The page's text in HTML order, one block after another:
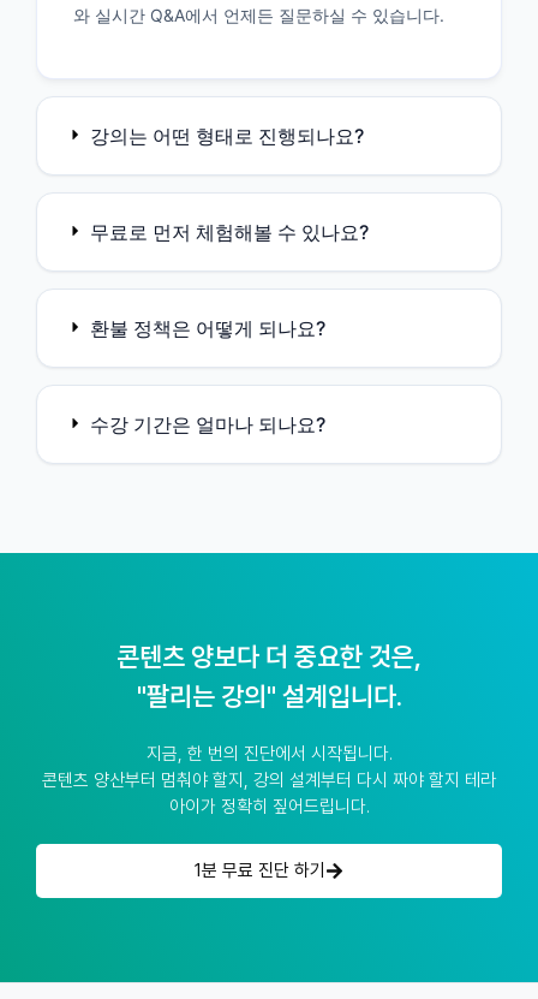
와 실시간 Q&A에서 언제든 질문하실 수 있습니다.
강의는 어떤 형태로 진행되나요?
무료로 먼저 체험해볼 수 있나요?
환불 정책은 어떻게 되나요?
수강 기간은 얼마나 되나요?
콘텐츠 양보다 더 중요한 것은,
"팔리는 강의" 설계입니다.
지금, 한 번의 진단에서 시작됩니다.
콘텐츠 양산부터 멈춰야 할지, 강의 설계부터 다시 짜야 할지 테라
아이가 정확히 짚어드립니다.
1분 무료 진단 하기